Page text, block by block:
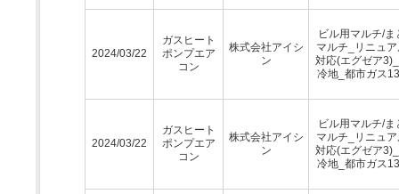
2024/03/22
ガスヒート
ポンプエア
コン
株式会社アイシ
ン
ビル用マルチ/ま
マルチ_リニュ
対応(エグゼア
冷地_都市ガス
2024/03/22
ガスヒート
ポンプエア
コン
株式会社アイシ
ン
ビル用マルチ/ま
マルチ_リニュ
対応(エグゼア
冷地_都市ガス